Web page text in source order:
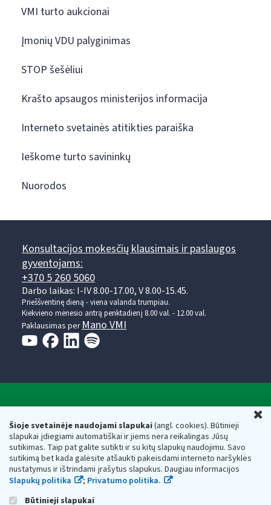
Šioje svetainėje naudojami slapukai(angl. cookies). Būtinieji
slapukai įdiegiami automatiškai ir jiems nėra reikalingas Jūsų
sutikimas. Taip pat galite sutikti ir su kitų slapukų naudojimu. Savo
sutikimą bet kada galėsite atšaukti pakeisdami interneto naršyklės
nustatymus ir ištrindami įrašytus slapukus. Daugiau informacijos
Slapukų politika
; Privatumo politika.
Būtinieji slapukai
VMI turto aukcionai
Įmonių VDU palyginimas
STOP šešėliui
Krašto apsaugos ministerijos informacija
Interneto svetainės atitikties paraiška
Ieškome turto savininkų
Nuorodos
Konsultacijos mokesčių klausimais ir paslaugos
gyventojams:
+370 5 260 5060
Darbo laikas: I-IV 8.00-17.00, V 8.00-15.45.
Prieššventinę dieną - viena valanda trumpiau.
Kiekvieno mėnesio antrą penktadienį 8.00 val. - 12.00 val.
Paklausimas per Mano VMI
Respublikos finansų ministerijos
Biudžetinė įstaiga. Juridinio asmens kodas — 188659752,
adresas: Vasario 16-osios g. 14, 01107 Vilnius, Lietuva, el.paštas:
vmi@vmi.lt, E. pristatymo dėžutės adresas 188659752
Duomenys apie Valstybinę mokesčių inspekciją prie Lietuvos
Respublikos finansų ministerijos kaupiami ir saugomi Juridinių